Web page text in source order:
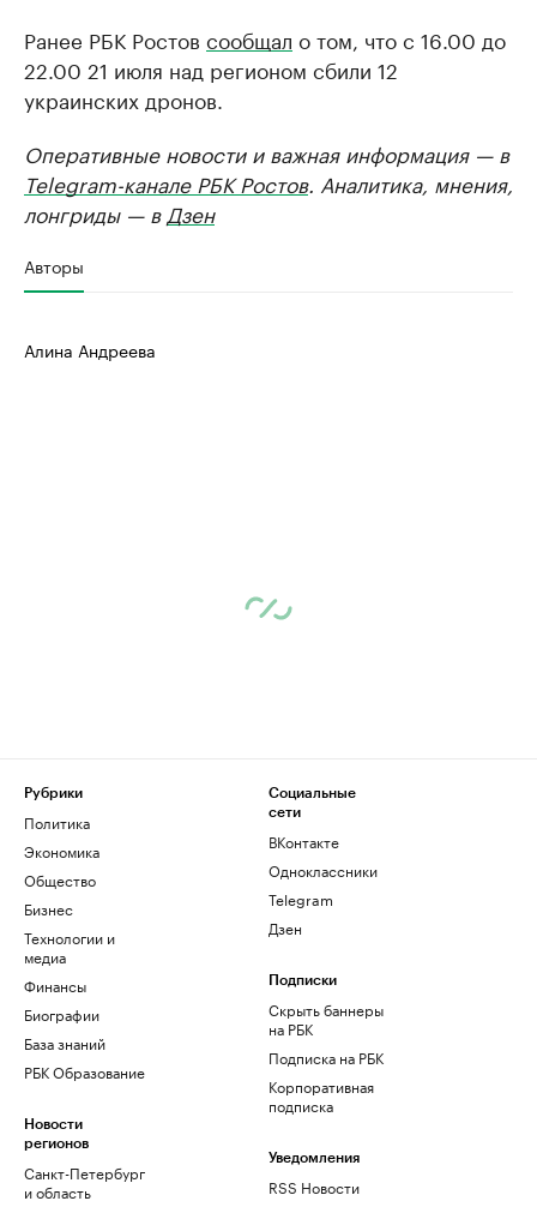
Ранее РБК Ростов сообщал о том, что с 16.00 до
22.00 21 июля над регионом сбили 12
украинских дронов.
Оперативные новости и важная информация — в
Telegram-канале РБК Ростов. Аналитика, мнения,
лонгриды — в Дзен
Авторы
Алина Андреева
Рубрики
Политика
Экономика
Общество
Бизнес
Технологии и
медиа
Финансы
Биографии
База знаний
РБК Образование
Новости
регионов
Санкт-Петербург
и область
Социальные
сети
ВКонтакте
Одноклассники
Telegram
Дзен
Подписки
Скрыть баннеры
на РБК
Подписка на РБК
Корпоративная
подписка
Уведомления
RSS Новости